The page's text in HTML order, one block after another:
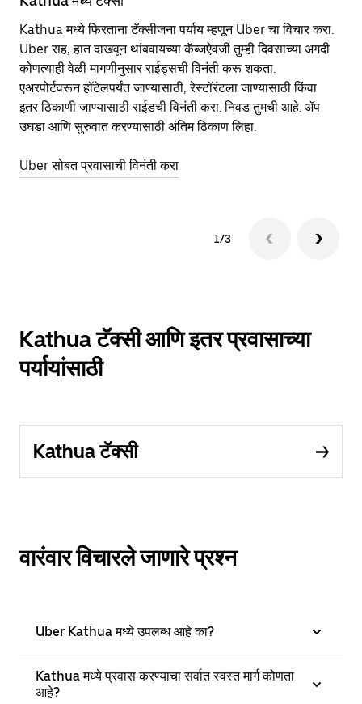
Kathua मध्ये फिरताना टॅक्सीजना पर्याय म्हणून Uber चा विचार करा.
Uber सह, हात दाखवून थांबवायच्या कॅब्जऐवजी तुम्ही दिवसाच्या अगदी
कोणत्याही वेळी मागणीनुसार राईड्सची विनंती करू शकता.
एअरपोर्टवरून हॉटेलपर्यंत जाण्यासाठी, रेस्टॉरंटला जाण्यासाठी किंवा
इतर‍ ठिकाणी जाण्यासाठी राईडची विनंती करा. निवड तुमची आहे. ॲप
उघडा आणि सुरुवात करण्यासाठी अंतिम ठिकाण लिहा.
Uber सोबत प्रवासाची विनंती करा
1/3
Kathua टॅक्सी आणि इतर प्रवासाच्या
पर्यायांसाठी
Kathua टॅक्सी
वारंवार विचारले जाणारे प्रश्न
Uber Kathua मध्ये उपलब्ध आहे का?
Kathua मध्ये प्रवास करण्याचा सर्वात स्वस्त मार्ग कोणता
आहे?